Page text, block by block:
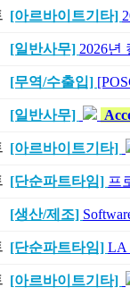
[아르바이트기타]
[일반사무] 2026년
[무역/수출입]
[일반사무]
[아르바이트기타]
[단순파트타임] 프
[생산/제조]
[단순파트타임] LA
[아르바이트기타]